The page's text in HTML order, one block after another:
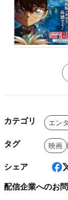
カテゴリ エン
タグ 映画
シェア
配信企業へのお